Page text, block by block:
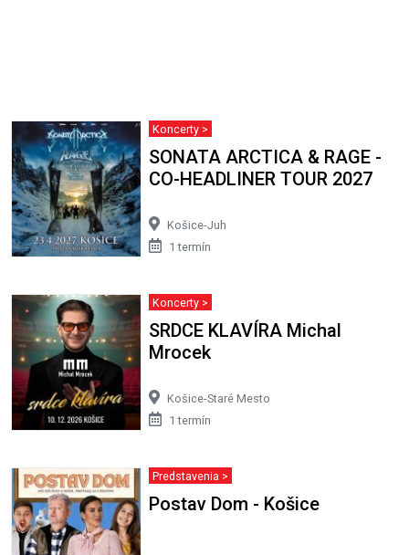
Koncerty >
SONATA ARCTICA & RAGE -
CO-HEADLINER TOUR 2027
Košice-Juh
1 termín
Koncerty >
SRDCE KLAVÍRA Michal
Mrocek
Košice-Staré Mesto
1 termín
Predstavenia >
Postav Dom - Košice